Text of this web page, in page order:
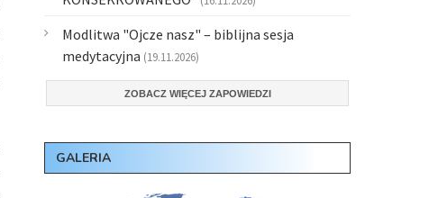
Modlitwa "Ojcze nasz" – biblijna sesja
medytacyjna (19.11.2026)
ZOBACZ WIĘCEJ ZAPOWIEDZI
GALERIA